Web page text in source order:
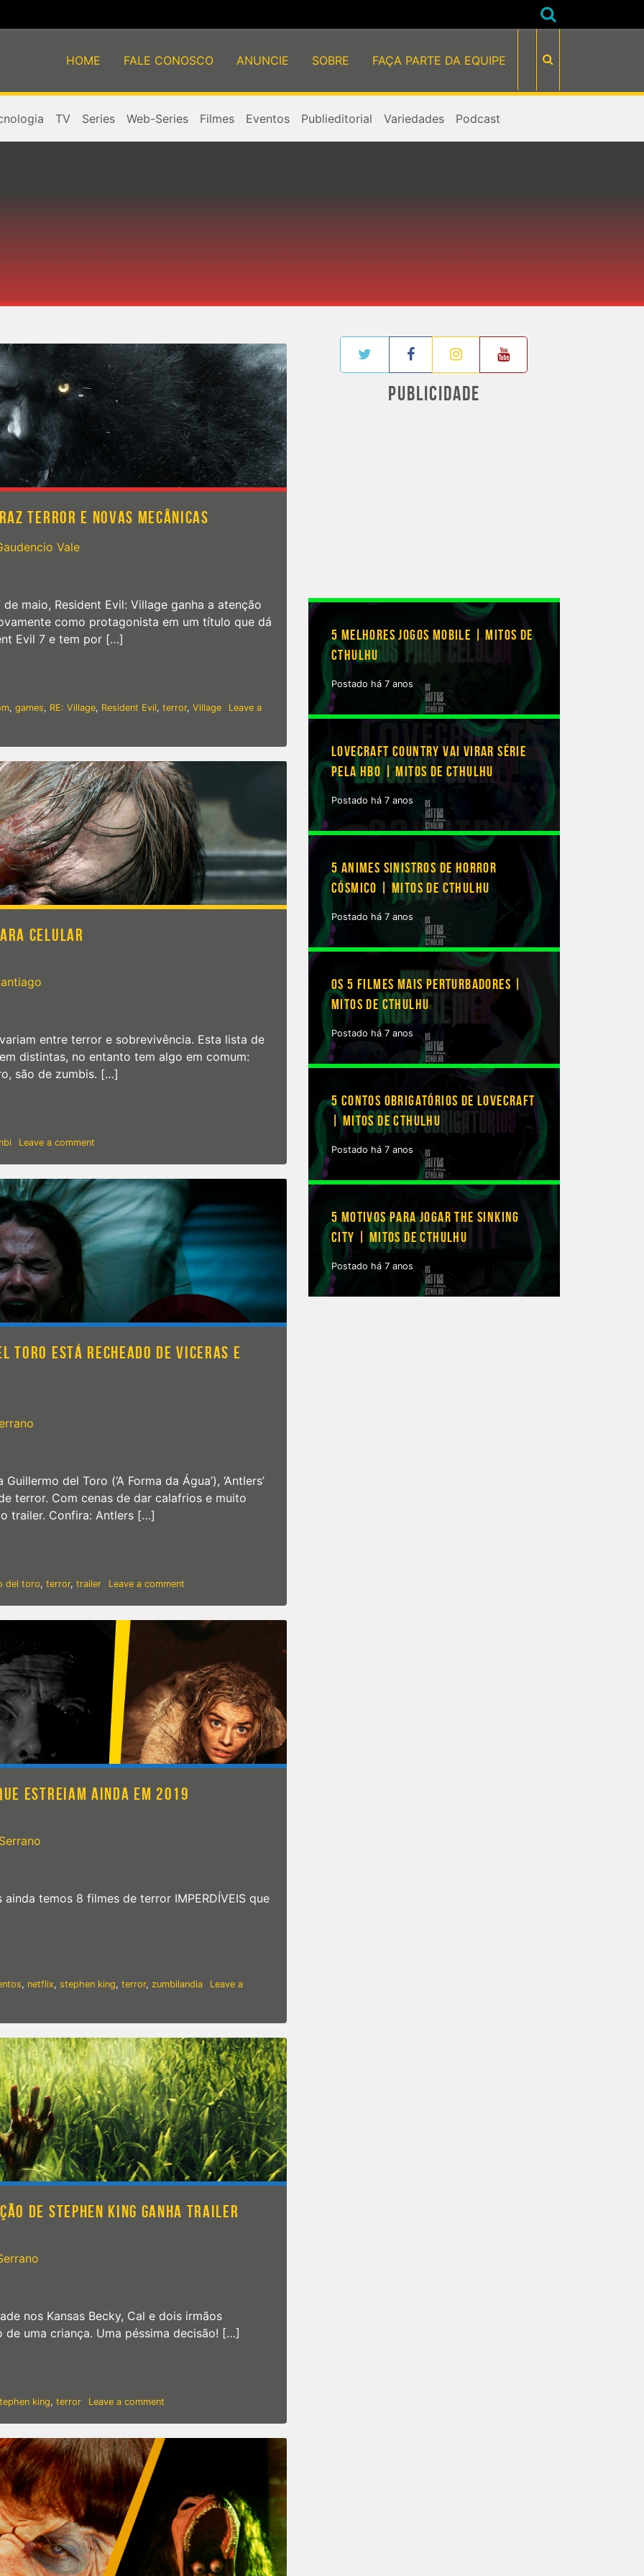
HOME FALE CONOSCO ANUNCIE SOBRE FAÇA PARTE DA EQUIPE
TV Series Web-Series Filmes Eventos Publieditorial Variedades Podcast
TERROR E NOVAS MECÂNICAS
Vale
maio, Resident Evil: Village ganha a atenção
como protagonista em um título que dá
Evil 7 e tem por […]
, games, RE: Village, Resident Evil, terror, Village
Leave a
CELULAR
entre terror e sobrevivência. Esta lista de
distintas, no entanto tem algo em comum:
são de zumbis. […]
Leave a comment
5
melhores
jogos
de
zumbis
para
celular
TORO ESTÁ RECHEADO DE VICERAS E
del Toro (‘A Forma da Água’), ‘Antlers’
terror. Com cenas de dar calafrios e muito
trailer. Confira: Antlers […]
del toro, terror, trailer Leave a comment
|
Longa
Toro
está
recheado
de
viceras
e
grunidos!
ESTREIAM AINDA EM 2019
temos 8 filmes de terror IMPERDÍVEIS que
, netflix, stephen king, terror, zumbilandia
Leave a
DE STEPHEN KING GANHA TRAILER
nos Kansas Becky, Cal e dois irmãos
uma criança. Uma péssima decisão! […]
king, terror Leave a comment
the
Tall
adaptação
Stephen
King
ganha
trailer
PUBLICIDADE
5 MELHORES JOGOS MOBILE | MITOS DE
CTHULHU
Postado há 7 anos
LOVECRAFT COUNTRY VAI VIRAR SÉRIE
PELA HBO | MITOS DE CTHULHU
Postado há 7 anos
5 ANIMES SINISTROS DE HORROR
CÓSMICO | MITOS DE CTHULHU
Postado há 7 anos
OS 5 FILMES MAIS PERTURBADORES |
MITOS DE CTHULHU
Postado há 7 anos
5 CONTOS OBRIGATÓRIOS DE LOVECRAFT
| MITOS DE CTHULHU
Postado há 7 anos
5 MOTIVOS PARA JOGAR THE SINKING
CITY | MITOS DE CTHULHU
Postado há 7 anos